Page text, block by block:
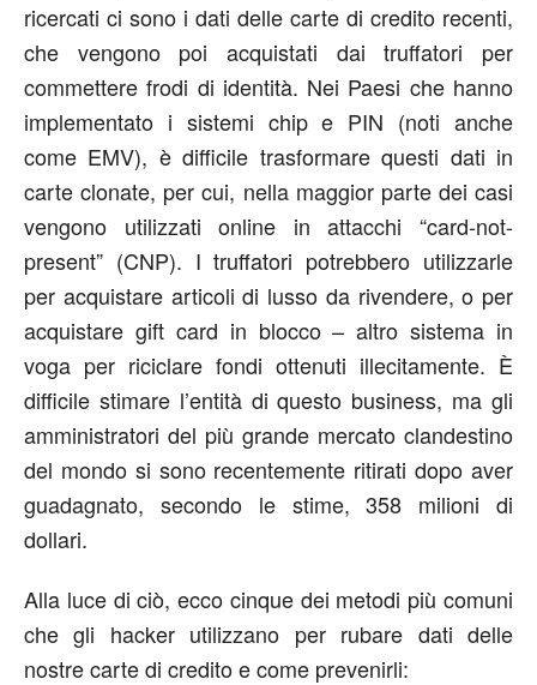
ricercati ci sono i dati delle carte di credito recenti,
che vengono poi acquistati dai truffatori per
commettere frodi di identità. Nei Paesi che hanno
implementato i sistemi chip e PIN (noti anche
come EMV), è difficile trasformare questi dati in
carte clonate, per cui, nella maggior parte dei casi
vengono utilizzati online in attacchi “card-not-
present” (CNP). I truffatori potrebbero utilizzarle
per acquistare articoli di lusso da rivendere, o per
acquistare gift card in blocco – altro sistema in
voga per riciclare fondi ottenuti illecitamente. È
difficile stimare l’entità di questo business, ma gli
amministratori del più grande mercato clandestino
del mondo si sono recentemente ritirati dopo aver
guadagnato, secondo le stime, 358 milioni di
dollari.
Alla luce di ciò, ecco cinque dei metodi più comuni
che gli hacker utilizzano per rubare dati delle
nostre carte di credito e come prevenirli: